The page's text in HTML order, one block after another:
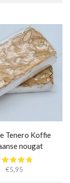
Tenero Koffie
nougat
€5,95